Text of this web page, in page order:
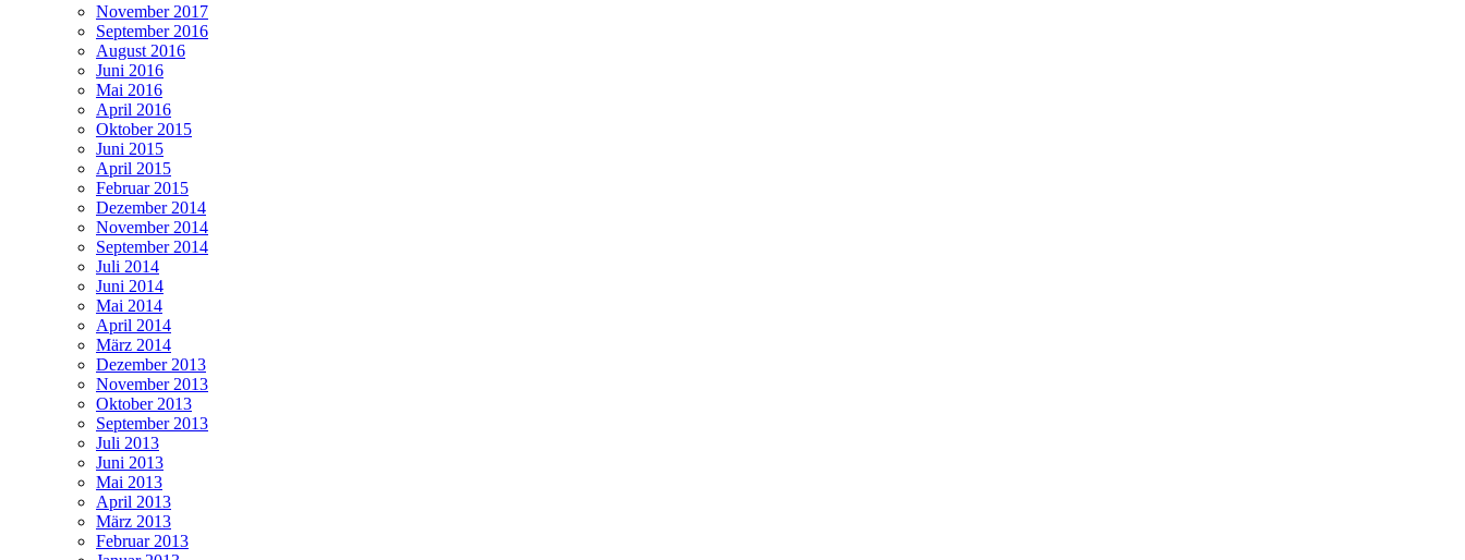
November 2017
September 2016
August 2016
Juni 2016
Mai 2016
April 2016
Oktober 2015
Juni 2015
April 2015
Februar 2015
Dezember 2014
November 2014
September 2014
Juli 2014
Juni 2014
Mai 2014
April 2014
März 2014
Dezember 2013
November 2013
Oktober 2013
September 2013
Juli 2013
Juni 2013
Mai 2013
April 2013
März 2013
Februar 2013